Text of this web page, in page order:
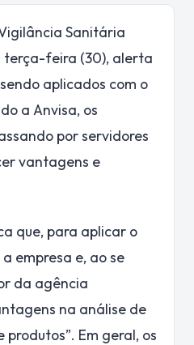
Sanitária
terça-feira (30), alerta
aplicados com o
a Anvisa, os
por servidores
vantagens e
que, para aplicar o
empresa e, ao se
da agência
na análise de
Em geral, os